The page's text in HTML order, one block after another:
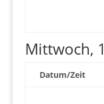
Mittwoch,
Datum/Zeit